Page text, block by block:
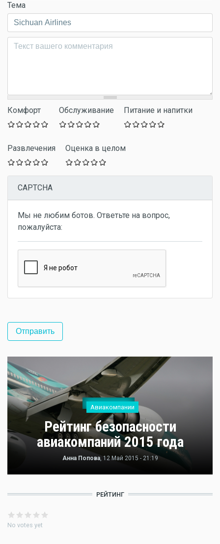
Тема
Комментарий*
Комфорт Обслуживание Питание и напитки
Развлечения Оценка в целом
CAPTCHA
Мы не любим ботов. Ответьте на вопрос,
пожалуйста:
Авиакомпании
Рейтинг безопасности
авиакомпаний 2015 года
Анна Попова, 12 Май 2015 - 21:19
РЕЙТИНГ
No votes yet